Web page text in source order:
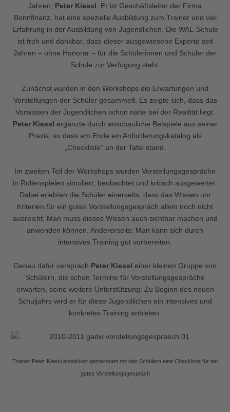
Jahren, Peter Kiessl. Er ist Geschäftsleiter der Firma
Bonnfinanz, hat eine spezielle Ausbildung zum Trainer und viel
Erfahrung in der Ausbildung von Jugendlichen. Die WAL-Schule
ist froh und dankbar, dass dieser ausgewiesene Experte seit
Jahren – ohne Honorar – für die Schülerinnen und Schüler der
Schule zur Verfügung steht.
Zunächst wurden in den Workshops die Erwartungen und
Vorstellungen der Schüler gesammelt. Es zeigte sich, dass das
Vorwissen der Jugendlichen schon nahe bei der Realität liegt.
Peter Kiessl ergänzte durch anschauliche Beispiele aus seiner
Praxis, so dass am Ende ein Anforderungskatalog als
„Checkliste“ an der Tafel stand.
Im zweiten Teil der Workshops wurden Vorstellungsgespräche
in Rollenspielen simuliert, beobachtet und kritisch ausgewertet.
Dabei erlebten die Schüler einerseits, dass das Wissen um
Kriterien für ein gutes Vorstellungsgespräch allein noch nicht
ausreicht: Man muss dieses Wissen auch sichtbar machen und
anwenden können. Andererseits: Man kann sich durch
intensives Training gut vorbereiten.
Genau dafür versprach Peter Kiessl einer kleinen Gruppe von
Schülern, die schon Termine für Vorstellungsgespräche
erwarten, seine weitere Unterstützung: Zu Beginn des neuen
Schuljahrs wird er für diese Jugendlichen ein intensives und
konkretes Training anbieten.
Trainer Peter Kiessl entwickelt gemeinsam mit den Schülern eine Checkliste für ein
gutes Vorstellungsgespräch